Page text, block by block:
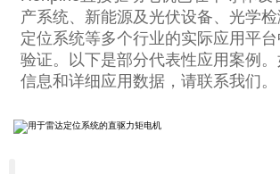
产系统、新能源及光伏设备、光学
定位系统等多个行业的实际应用平
验证。以下是部分代表性应用案例
信息和详细应用数据，请联系我们。